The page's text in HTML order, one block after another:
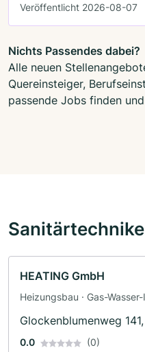
Veröffentlicht 2026-08-07
Nichts Passendes dabei?
Alle neuen
Quereinsteiger,
passende Jobs finden
HEATING GmbH
Heizungsbau · Gas-
Glockenblumenweg
0.0 (0)